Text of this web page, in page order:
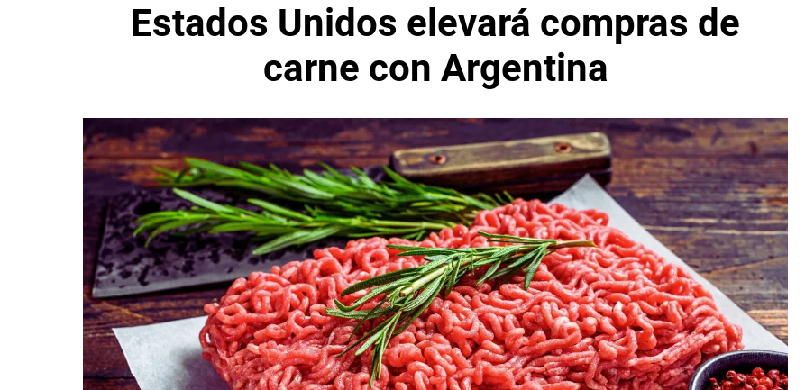
Estados Unidos elevará compras de
carne con Argentina